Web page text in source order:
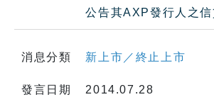
公告其AXP發行人之信
消息分類 新上市／終止上市
發言日期 2014.07.28